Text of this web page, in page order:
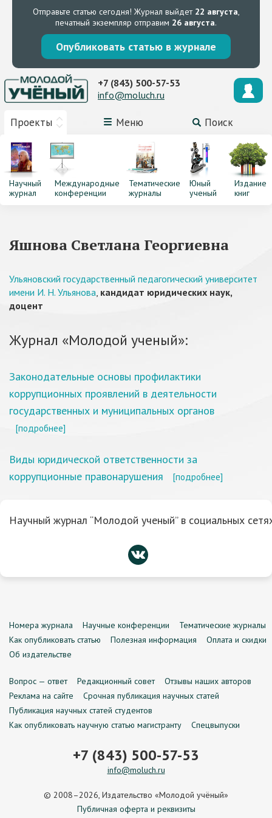
Отправьте статью сегодня! Журнал выйдет 22 августа,
печатный экземпляр отправим 26 августа.
Опубликовать статью в журнале
Проекты Меню Поиск
+7 (843) 500-57-53
info@moluch.ru
Научный
журнал
Международные
конференции
Тематические
журналы
Юный
ученый
Издание
книг
Яшнова Светлана Георгиевна
Ульяновский государственный педагогический университет
имени И. Н. Ульянова, кандидат юридических наук,
доцент
Журнал «Молодой ученый»:
Законодательные основы профилактики
коррупционных проявлений в деятельности
государственных и муниципальных органов
[подробнее]
Виды юридической ответственности за
коррупционные правонарушения
[подробнее]
Научный журнал “Молодой ученый” в социальных
Номера журнала Научные конференции
Тематические журналы
Как опубликовать статью
Полезная информация
Оплата и скидки
Об издательстве
Вопрос — ответ Редакционный совет
Отзывы наших авторов
Реклама на сайте
Срочная публикация научных статей
Публикация научных статей студентов
Как опубликовать научную статью магистранту
Спецвыпуски
+7 (843) 500-57-53
info@moluch.ru
© 2008–2026, Издательство «Молодой учёный»
Публичная оферта и реквизиты